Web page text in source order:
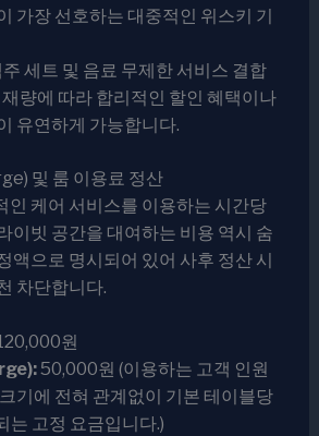
가장 선호하는 대중적인 위스키 기
세트 및 음료 무제한 서비스 결합
량에 따라 합리적인 할인 혜택이나
유연하게 가능합니다.
및 룸 이용료 정산
인 케어 서비스를 이용하는 시간당
이빗 공간을 대여하는 비용 역시 숨
액으로 명시되어 있어 사후 정산 시
차단합니다.
원
50,000원 (이용하는 고객 인원
기에 전혀 관계없이 기본 테이블당
는 고정 요금입니다.)